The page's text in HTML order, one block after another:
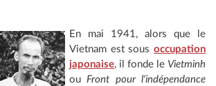
En mai 1941, alors que le
Vietnam est sous occupation
japonaise, il fonde le Vietminh
ouFront pour l'indépendance